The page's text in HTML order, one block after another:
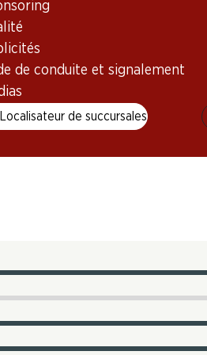
de conduite et signalement
Localisateur de succursales
dégustation